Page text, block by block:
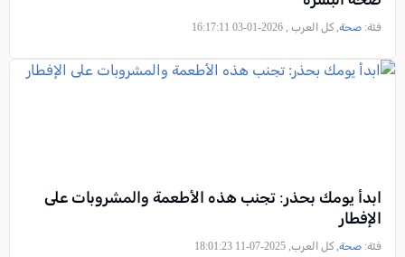
فئة: صحة, كل العرب , 2026-01-03 16:17:11
ابدأ يومك بحذر: تجنب هذه الأطعمة والمشروبات على
الإفطار
فئة: صحة, كل العرب, 2025-07-11 18:01:23